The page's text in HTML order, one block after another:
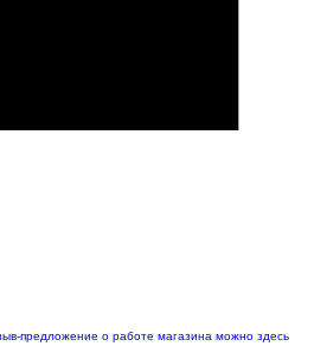
предложение о работе магазина можно здесь